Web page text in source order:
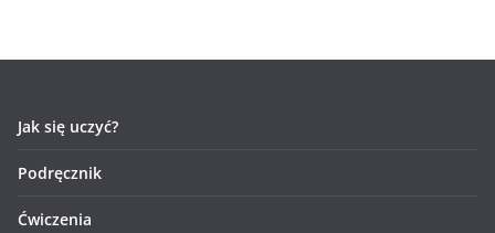
Jak się uczyć?
Podręcznik
Ćwiczenia